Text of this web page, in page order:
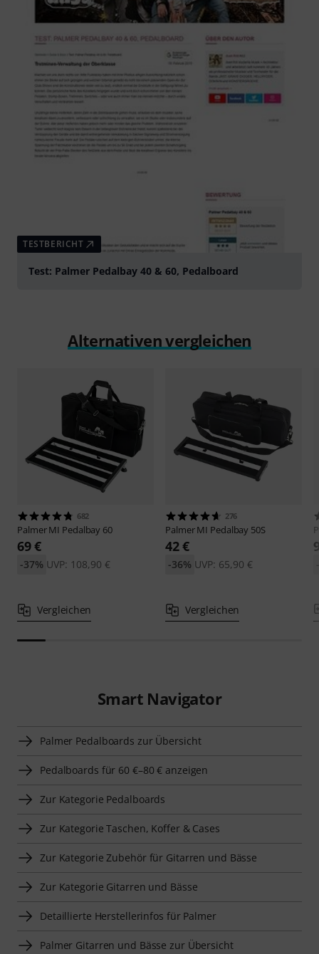
TESTBERICHT
Test: Palmer Pedalbay 40 & 60, Pedalboard
Alternativen vergleichen
682
PalmerMI Pedalbay 60
69 €
UVP: 108,90 €
-37%
Vergleichen
276
PalmerMI Pedalbay 50S
42 €
UVP: 65,90 €
-36%
Vergleichen
Smart Navigator
Palmer Pedalboards zur Übersicht
Pedalboards für 60 €–80 € anzeigen
Zur Kategorie Pedalboards
Zur Kategorie Taschen, Koffer & Cases
Zur Kategorie Zubehör für Gitarren und Bässe
Zur Kategorie Gitarren und Bässe
Detaillierte Herstellerinfos für Palmer
Palmer Gitarren und Bässe zur Übersicht